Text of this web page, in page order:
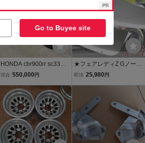
HONDA cbr900rr sc33後
期 現状販売 車検あ
現在 550,000 円
★フェアレディZ Gノーズ
フロントバンパー用 導風
即決 25,980 円
Go to Buyee site